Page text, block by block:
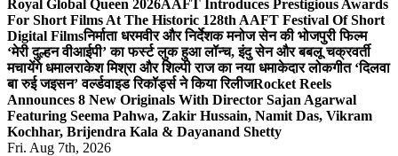
Royal Global Queen 2026AAFT Introduces Prestigious Awards
For Short Films At The Historic 128th AAFT Festival Of Short
Digital Filmsनिर्माता धरमवीर और निर्देशक मनोज सेन की भोजपुरी फिल्म
‘मेरी दुल्हन वीआईपी’ का फर्स्ट लुक हुआ लॉन्च, इंदु सेन और बबलू चक्रवर्ती
मचायेंगे धमालराकेश मिश्रा और शिल्पी राज का नया धमाकेदार लोकगीत ‘दिलवा
बा रुई जइसन’ वर्ल्डवाइड रिकॉर्ड्स ने किया रिलीजRocket Reels
Announces 8 New Originals With Director Sajan Agarwal
Featuring Seema Pahwa, Zakir Hussain, Namit Das, Vikram
Kochhar, Brijendra Kala & Dayanand Shetty
Fri. Aug 7th, 2026